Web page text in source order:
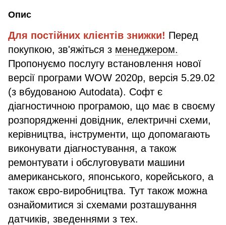
Опис
Для постійних клієнтів знижки! Перед
покупкою, зв'яжіться з менеджером.
Пропонуємо послугу встановлення нової
версії програми WOW 2020р, версія 5.29.02
(з вбудованою Autodata). Софт є
діагностичною програмою, що має в своєму
розпорядженні довідник, електричні схеми,
керівництва, інструменти, що допомагають
виконувати діагностування, а також
ремонтувати і обслуговувати машини
американського, японського, корейського, а
також євро-виробництва. Тут також можна
ознайомитися зі схемами розташування
датчиків, зведеннями з тех.